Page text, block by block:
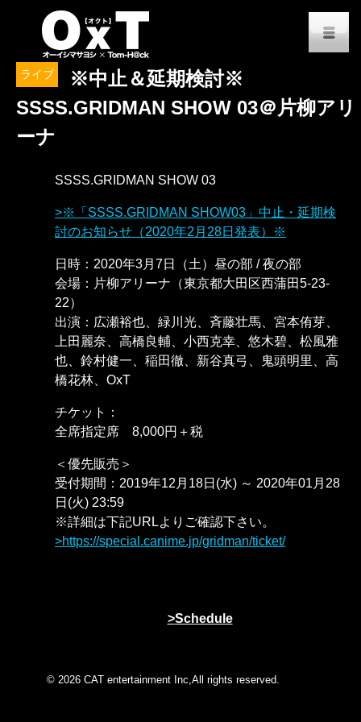
ライブ
※中止＆延期検討※
SSSS.GRIDMAN SHOW 03＠片柳アリ
ーナ
SSSS.GRIDMAN SHOW 03
※「SSSS.GRIDMAN SHOW03」中止・延期検
討のお知らせ（2020年2月28日発表）※
日時：2020年3月7日（土）昼の部 / 夜の部
会場：片柳アリーナ（東京都大田区西蒲田5-23-
22）
出演：広瀬裕也、緑川光、斉藤壮馬、宮本侑芽、
上田麗奈、高橋良輔、小西克幸、悠木碧、松風雅
也、鈴村健一、稲田徹、新谷真弓、鬼頭明里、高
橋花林、OxT
チケット：
全席指定席 8,000円＋税
＜優先販売＞
受付期間：2019年12月18日(水) ～ 2020年01月28
日(火) 23:59
※詳細は下記URLよりご確認下さい。
https://special.canime.jp/gridman/ticket/
Schedule
© 2026 CAT entertainment Inc,All rights reserved.